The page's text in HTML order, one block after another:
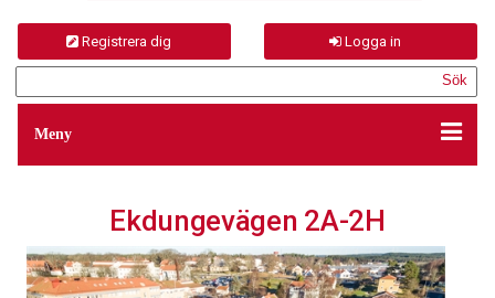
Meny
Logga in
Registrera dig
Ekdungevägen 2A-2H